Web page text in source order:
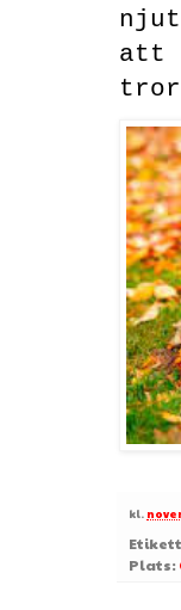
att
kl.
Plats: